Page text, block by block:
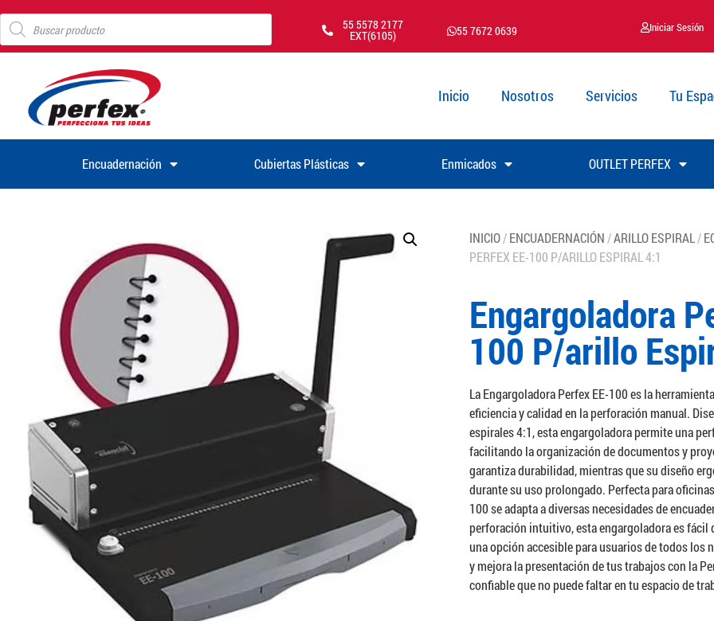
55 5578 2177
EXT(6105) 55 7672 0639 Iniciar Sesión
Inicio Nosotros Servicios Tu
Encuadernación Cubiertas Plásticas Enmicados OUTLET PERFEX
INICIO/ENCUADERNACIÓN /ARILLO ESPIRAL/
PERFEX EE-100 P/ARILLO ESPIRAL 4:1
Engargoladora
100 P/arillo
La Engargoladora Perfex EE-100 es la
eficiencia y calidad en la perforación manual.
espirales 4:1, esta engargoladora permite una
facilitando la organización de documentos y
garantiza durabilidad, mientras que su diseño
durante su uso prolongado. Perfecta para
100 se adapta a diversas necesidades de
perforación intuitivo, esta engargoladora es fácil
una opción accesible para usuarios de todos los
y mejora la presentación de tus trabajos con la
confiable que no puede faltar en tu espacio de